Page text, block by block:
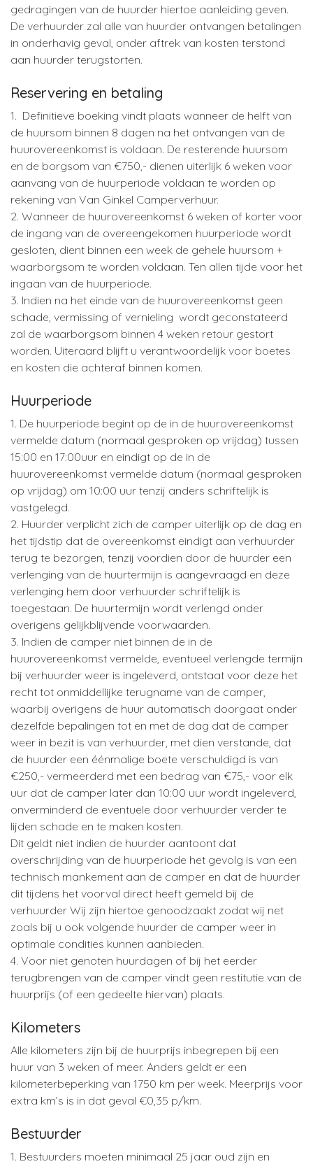
gedragingen van de huurder hiertoe aanleiding geven.
De verhuurder zal alle van huurder ontvangen betalingen
in onderhavig geval, onder aftrek van kosten terstond
aan huurder terugstorten.
Reservering en betaling
1. Definitieve boeking vindt plaats wanneer de helft van
de huursom binnen 8 dagen na het ontvangen van de
huurovereenkomst is voldaan. De resterende huursom
en de borgsom van €750,- dienen uiterlijk 6 weken voor
aanvang van de huurperiode voldaan te worden op
rekening van Van Ginkel Camperverhuur.
2. Wanneer de huurovereenkomst 6 weken of korter voor
de ingang van de overeengekomen huurperiode wordt
gesloten, dient binnen een week de gehele huursom +
waarborgsom te worden voldaan. Ten allen tijde voor het
ingaan van de huurperiode.
3. Indien na het einde van de huurovereenkomst geen
schade, vermissing of vernieling wordt geconstateerd
zal de waarborgsom binnen 4 weken retour gestort
worden. Uiteraard blijft u verantwoordelijk voor boetes
en kosten die achteraf binnen komen.
Huurperiode
1. De huurperiode begint op de in de huurovereenkomst
vermelde datum (normaal gesproken op vrijdag) tussen
15:00 en 17:00uur en eindigt op de in de
huurovereenkomst vermelde datum (normaal gesproken
op vrijdag) om 10:00 uur tenzij anders schriftelijk is
vastgelegd.
2. Huurder verplicht zich de camper uiterlijk op de dag en
het tijdstip dat de overeenkomst eindigt aan verhuurder
terug te bezorgen, tenzij voordien door de huurder een
verlenging van de huurtermijn is aangevraagd en deze
verlenging hem door verhuurder schriftelijk is
toegestaan. De huurtermijn wordt verlengd onder
overigens gelijkblijvende voorwaarden.
3. Indien de camper niet binnen de in de
huurovereenkomst vermelde, eventueel verlengde termijn
bij verhuurder weer is ingeleverd, ontstaat voor deze het
recht tot onmiddellijke terugname van de camper,
waarbij overigens de huur automatisch doorgaat onder
dezelfde bepalingen tot en met de dag dat de camper
weer in bezit is van verhuurder, met dien verstande, dat
de huurder een éénmalige boete verschuldigd is van
€250,- vermeerderd met een bedrag van €75,- voor elk
uur dat de camper later dan 10:00 uur wordt ingeleverd,
onverminderd de eventuele door verhuurder verder te
lijden schade en te maken kosten.
Dit geldt niet indien de huurder aantoont dat
overschrijding van de huurperiode het gevolg is van een
technisch mankement aan de camper en dat de huurder
dit tijdens het voorval direct heeft gemeld bij de
verhuurder Wij zijn hiertoe genoodzaakt zodat wij net
zoals bij u ook volgende huurder de camper weer in
optimale condities kunnen aanbieden.
4. Voor niet genoten huurdagen of bij het eerder
terugbrengen van de camper vindt geen restitutie van de
huurprijs (of een gedeelte hiervan) plaats.
Kilometers
Alle kilometers zijn bij de huurprijs inbegrepen bij een
huur van 3 weken of meer. Anders geldt er een
kilometerbeperking van 1750 km per week. Meerprijs voor
extra km’s is in dat geval €0,35 p/km.
Bestuurder
1. Bestuurders moeten minimaal 25 jaar oud zijn en